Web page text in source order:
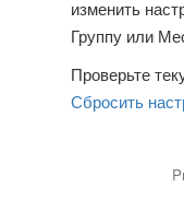
изменить
Группу или
Проверьте
Сбросить